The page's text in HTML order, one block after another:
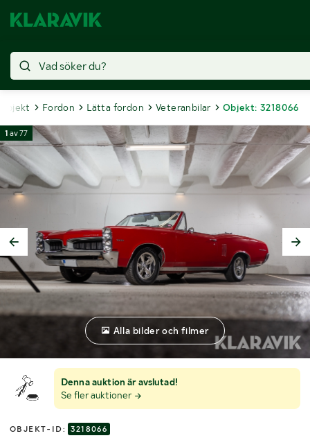
objekt Fordon Lätta fordon Veteranbilar Objekt: 3218066
Denna auktion är avslutad!
Se fler auktioner
OBJEKT-ID: 3218066
1 av77
Alla bilder och filmer